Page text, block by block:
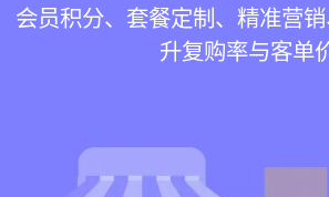
一站式解决养生馆预约、服务
销全流程数字化管
会员积分、套餐定制、精准营
升复购率与客单
在线预约、智能排班、技师调
一目了然，提升资源
客户体质记录、服务方案执行
化展示服务价值